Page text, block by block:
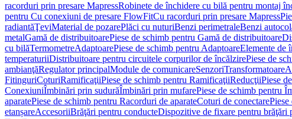
racorduri prin presare MapressRobinete de închidere cu bilă pentru montaj
pentru Cu conexiuni de presare FlowFitCu racorduri prin presare Mapress
radiantăŢeviMaterial de pozarePlăci cu nuturiBenzi perimetraleBenzi
metalGamă de distribuitoarePiese de schimb pentru Gamă de distribuitoare
cu bilăTermometreAdaptoarePiese de schimb pentru AdaptoareElemente de
temperaturiiDistribuitoare pentru circuitele corpurilor de încălzirePiese de
ambianţăRegulator principalModule de comunicareSenzoriTransformatoare
FitinguriCoturiRamificaţiiPiese de schimb pentru RamificaţiiReducţiiPiese
ConexiuniÎmbinări prin sudurăÎmbinări prin mufarePiese de schimb pentru
aparatePiese de schimb pentru Racorduri de aparateCoturi de conectare
etanșareAccesoriiBrăţări pentru conducteDispozitive de fixare pentru brăţări